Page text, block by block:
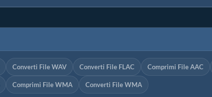
Converti File WAV Converti File FLAC Comprimi File AAC
Comprimi File WMA Converti File WMA